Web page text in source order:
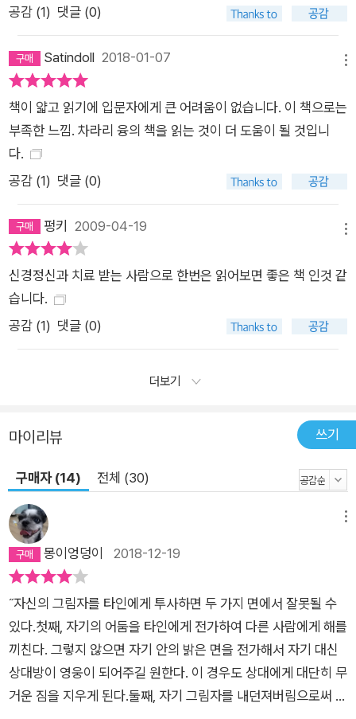
공감 (1) 댓글 (0)
Satindoll 2018-01-07
책이 얇고 읽기에 입문자에게 큰 어려움이 없습니다. 이 책으로는
부족한 느낌. 차라리 융의 책을 읽는 것이 더 도움이 될 것입니
다.
공감 (1) 댓글 (0)
펑키 2009-04-19
신경정신과 치료 받는 사람으로 한번은 읽어보면 좋은 책 인것 같
습니다.
공감 (1) 댓글 (0)
더보기
마이리뷰 쓰기
구매자 (14) 전체 (30)
몽이엉덩이 2018-12-19
˝자신의 그림자를 타인에게 투사하면 두 가지 면에서 잘못될 수
있다.첫째, 자기의 어둠을 타인에게 전가하여 다른 사람에게 해를
끼친다. 그렇지 않으면 자기 안의 밝은 면을 전가해서 자기 대신
상대방이 영웅이 되어주길 원한다. 이 경우도 상대에게 대단히 무
거운 짐을 지우게 된다.둘째, 자기 그림자를 내던져버림으로써 스